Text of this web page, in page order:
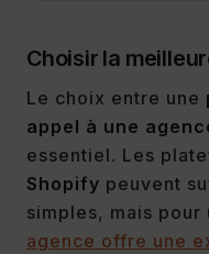
Choisir la
Le choix entre une
appel à une
essentiel. Les
Shopify peuvent
simples, mais
agence offre une